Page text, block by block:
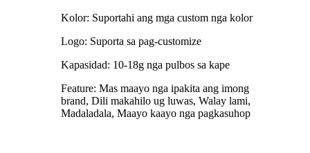
Kolor: Suportahi ang mga custom nga kolor
Logo: Suporta sa pag-customize
Kapasidad: 10-18g nga pulbos sa kape
Feature: Mas maayo nga ipakita ang imong
brand, Dili makahilo ug luwas, Walay lami,
Madaladala, Maayo kaayo nga pagkasuhop